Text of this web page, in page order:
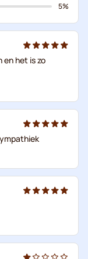
5%
en het is zo